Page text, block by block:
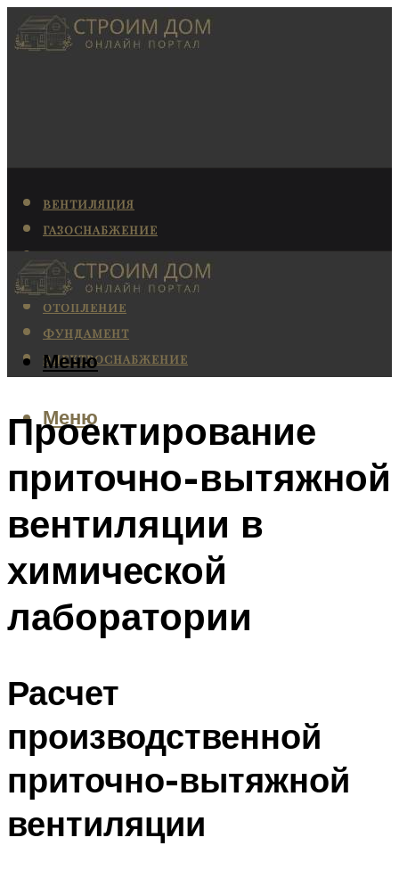
ВЕНТИЛЯЦИЯ
ГАЗОСНАБЖЕНИЕ
КАНАЛИЗАЦИЯ
КОНДИЦИОНИРОВАНИЕ
ОТОПЛЕНИЕ
ФУНДАМЕНТ
ЭЛЕКТРОСНАБЖЕНИЕ
Меню
Меню
Проектирование
приточно-вытяжной
вентиляции в
химической
лаборатории
Расчет
производственной
приточно-вытяжной
вентиляции